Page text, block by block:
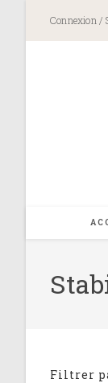
Connexion /
Filtrer